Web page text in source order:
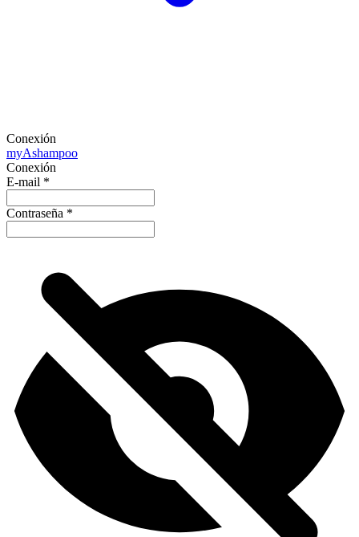
Conexión
myAshampoo
Conexión
E-mail *
Contraseña *